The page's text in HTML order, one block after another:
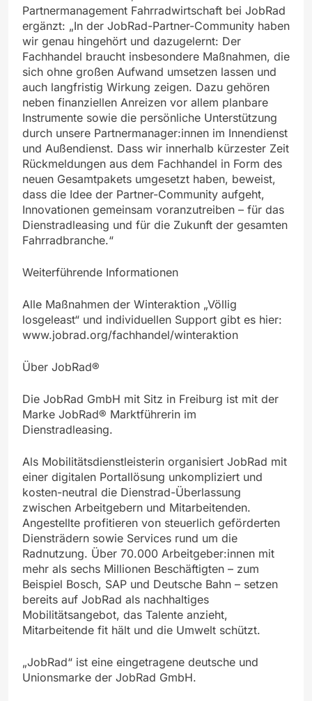
Partnermanagement Fahrradwirtschaft bei JobRad
ergänzt: „In der JobRad-Partner-Community haben
wir genau hingehört und dazugelernt: Der
Fachhandel braucht insbesondere Maßnahmen, die
sich ohne großen Aufwand umsetzen lassen und
auch langfristig Wirkung zeigen. Dazu gehören
neben finanziellen Anreizen vor allem planbare
Instrumente sowie die persönliche Unterstützung
durch unsere Partnermanager:innen im Innendienst
und Außendienst. Dass wir innerhalb kürzester Zeit
Rückmeldungen aus dem Fachhandel in Form des
neuen Gesamtpakets umgesetzt haben, beweist,
dass die Idee der Partner-Community aufgeht,
Innovationen gemeinsam voranzutreiben – für das
Dienstradleasing und für die Zukunft der gesamten
Fahrradbranche.“
Weiterführende Informationen
Alle Maßnahmen der Winteraktion „Völlig
losgeleast“ und individuellen Support gibt es hier:
www.jobrad.org/fachhandel/winteraktion
Über JobRad®
Die JobRad GmbH mit Sitz in Freiburg ist mit der
Marke JobRad® Marktführerin im
Dienstradleasing.
Als Mobilitätsdienstleisterin organisiert JobRad mit
einer digitalen Portallösung unkompliziert und
kosten-neutral die Dienstrad-Überlassung
zwischen Arbeitgebern und Mitarbeitenden.
Angestellte profitieren von steuerlich geförderten
Diensträdern sowie Services rund um die
Radnutzung. Über 70.000 Arbeitgeber:innen mit
mehr als sechs Millionen Beschäftigten – zum
Beispiel Bosch, SAP und Deutsche Bahn – setzen
bereits auf JobRad als nachhaltiges
Mobilitätsangebot, das Talente anzieht,
Mitarbeitende fit hält und die Umwelt schützt.
„JobRad“ ist eine eingetragene deutsche und
Unionsmarke der JobRad GmbH.